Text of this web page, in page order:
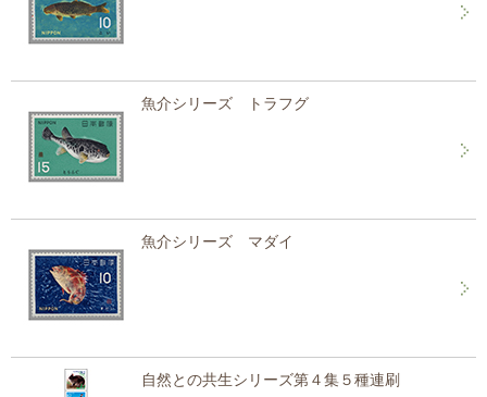
魚介シリーズ トラフグ
魚介シリーズ マダイ
自然との共生シリーズ第４集５種連刷